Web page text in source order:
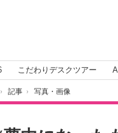
こだわりデスクツアー AI
› 記事 › 写真・画像